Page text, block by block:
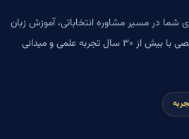
شما در مسیر مشاوره انتخاباتی، آموزش زبان
بدن، فنون مذاکره و برندسازی شخصی با بیش از ۳۰ سال تجربه علمی و میدانی